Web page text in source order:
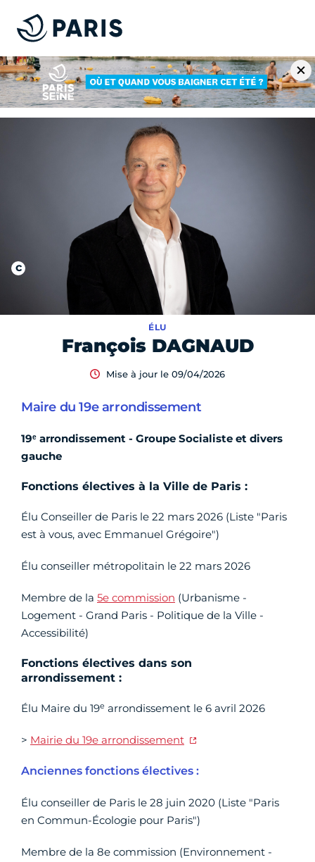
François DAGNAUD
ÉLU
Mise à jour le 09/04/2026
Maire du 19e arrondissement
19ᵉ arrondissement - Groupe Socialiste et divers
gauche
Fonctions électives à la Ville de Paris :
Élu Conseiller de Paris le 22 mars 2026 (Liste "Paris
est à vous, avec Emmanuel Grégoire")
Élu conseiller métropolitain le 22 mars 2026
Membre de la 5e commission (Urbanisme -
Logement - Grand Paris - Politique de la Ville -
Accessibilité)
Fonctions électives dans son
arrondissement :
Élu Maire du 19e arrondissement le 6 avril 2026
> Mairie du 19e arrondissement
Anciennes fonctions électives :
Élu conseiller de Paris le 28 juin 2020 (Liste "Paris
en Commun-Écologie pour Paris")
Membre de la 8e commission (Environnement -